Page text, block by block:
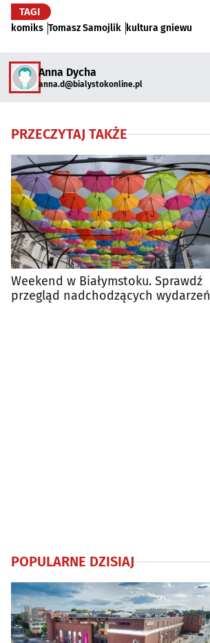
TAGI
komiks Tomasz Samojlik kultura gniewu
Anna Dycha
anna.d@bialystokonline.pl
PRZECZYTAJ TAKŻE
Weekend w Białymstoku. Sprawdź
przegląd nadchodzących wydarzeń
POPULARNE DZISIAJ